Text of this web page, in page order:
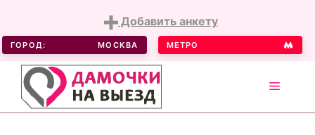
Добавить анкету
ГОРОД: МОСКВА МЕТРО
MENU